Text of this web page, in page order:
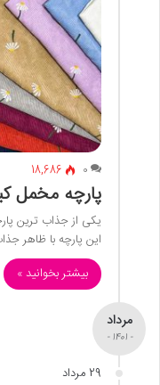
0
18,686
پارچه مخمل
یکی از جذاب ترین
این پارچه با ظاهر
بیشتر بخوانید »
مرداد
- 1401 -
29 مرداد